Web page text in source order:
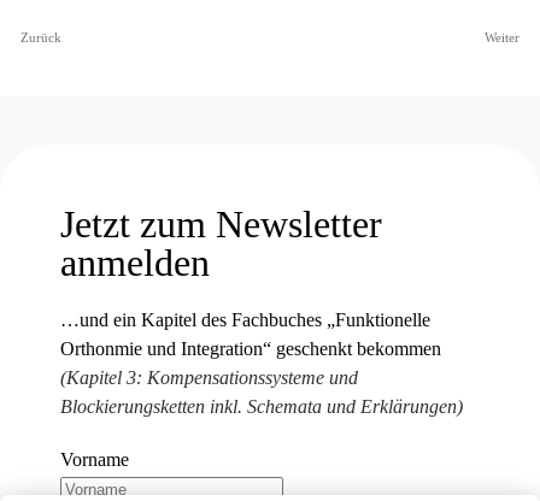
Zurück Weiter
Jetzt zum Newsletter
anmelden
…und ein Kapitel des Fachbuches „Funktionelle
Orthonmie und Integration“ geschenkt bekommen
(Kapitel 3: Kompensationssysteme und
Blockierungsketten inkl. Schemata und Erklärungen)
Vorname